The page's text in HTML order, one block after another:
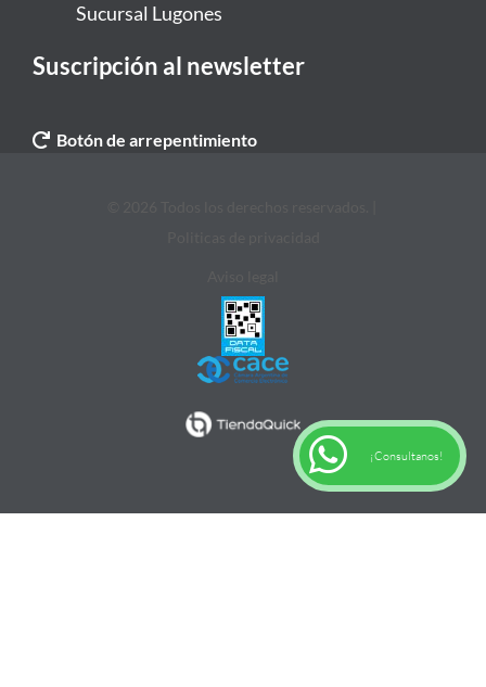
Sucursal Lugones
Suscripción al newsletter
Botón de arrepentimiento
¡Consultanos!